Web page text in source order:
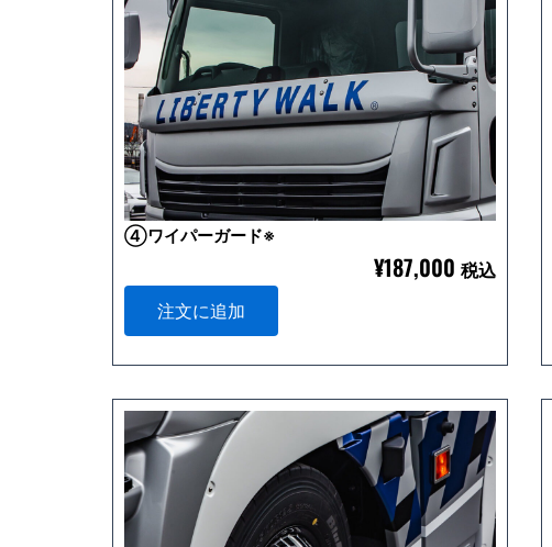
④ワイパーガード※
¥187,000 税込
注文に追加